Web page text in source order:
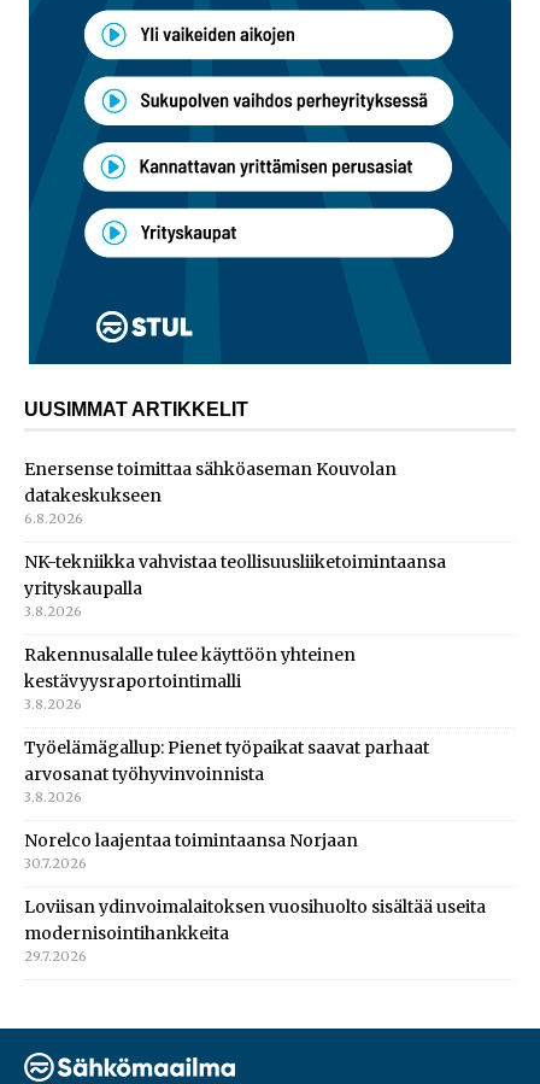
UUSIMMAT ARTIKKELIT
Enersense toimittaa sähköaseman Kouvolan
datakeskukseen
6.8.2026
NK-tekniikka vahvistaa teollisuusliiketoimintaansa
yrityskaupalla
3.8.2026
Rakennusalalle tulee käyttöön yhteinen
kestävyysraportointimalli
3.8.2026
Työelämägallup: Pienet työpaikat saavat parhaat
arvosanat työhyvinvoinnista
3.8.2026
Norelco laajentaa toimintaansa Norjaan
30.7.2026
Loviisan ydinvoimalaitoksen vuosihuolto sisältää useita
modernisointihankkeita
29.7.2026